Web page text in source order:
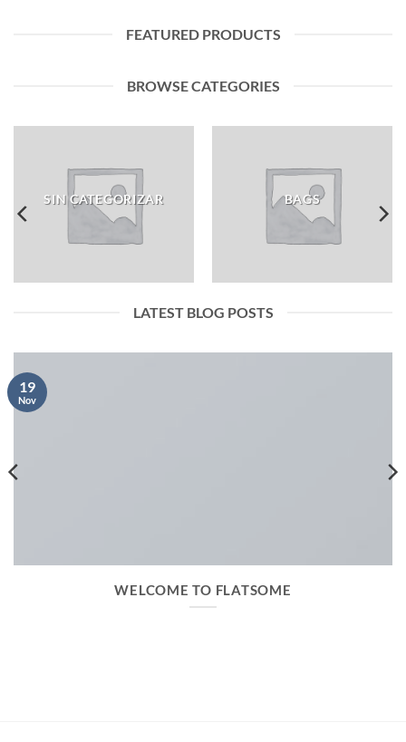
FEATURED PRODUCTS
BROWSE CATEGORIES
SIN CATEGORIZAR BAGS
LATEST BLOG POSTS
WELCOME TO FLATSOME
19
Nov